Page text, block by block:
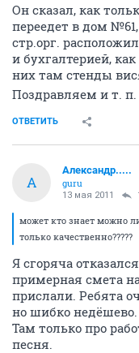
Он сказал, как
переедет в дом
стр.орг.
и бухгалтерией,
них там стенды
Поздравляем и т.
ОТВЕТИТЬ
А
Александр.....
guru
13 мая 2011
может кто знает можно
только качественно?????
Я сгоряча
примерная смета
прислали. Ребята
но шибко недёшево.
Там только про
песня.